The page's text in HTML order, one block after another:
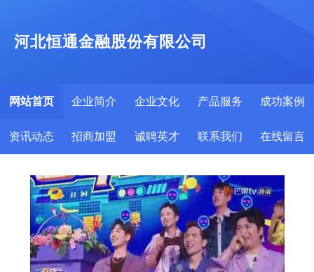
河北恒通金融股份有限公司
网站首页 企业简介 企业文化 产品服务 成功案例
资讯动态 招商加盟 诚聘英才 联系我们 在线留言